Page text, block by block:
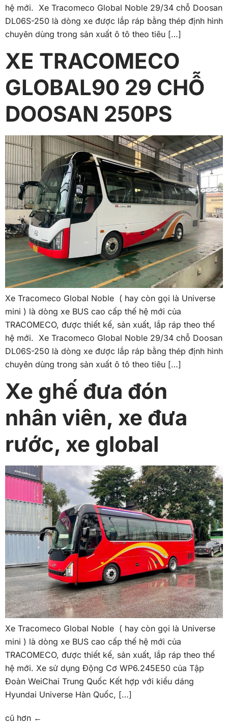
hệ mới. Xe Tracomeco Global Noble 29/34 chỗ Doosan
DL06S-250 là dòng xe được lắp ráp bằng thép định hình
chuyên dùng trong sản xuất ô tô theo tiêu […]
XE TRACOMECO
GLOBAL90 29 CHỖ
DOOSAN 250PS
Xe Tracomeco Global Noble ( hay còn gọi là Universe
mini ) là dòng xe BUS cao cấp thế hệ mới của
TRACOMECO, được thiết kế, sản xuất, lắp ráp theo thế
hệ mới. Xe Tracomeco Global Noble 29/34 chỗ Doosan
DL06S-250 là dòng xe được lắp ráp bằng thép định hình
chuyên dùng trong sản xuất ô tô theo tiêu […]
Xe ghế đưa đón
nhân viên, xe đưa
rước, xe global
Xe Tracomeco Global Noble ( hay còn gọi là Universe
mini ) là dòng xe BUS cao cấp thế hệ mới của
TRACOMECO, được thiết kế, sản xuất, lắp ráp theo thế
hệ mới. Xe sử dụng Động Cơ WP6.245E50 của Tập
Đoàn WeiChai Trung Quốc Kết hợp với kiểu dáng
Hyundai Universe Hàn Quốc, […]
cũ hơn ←